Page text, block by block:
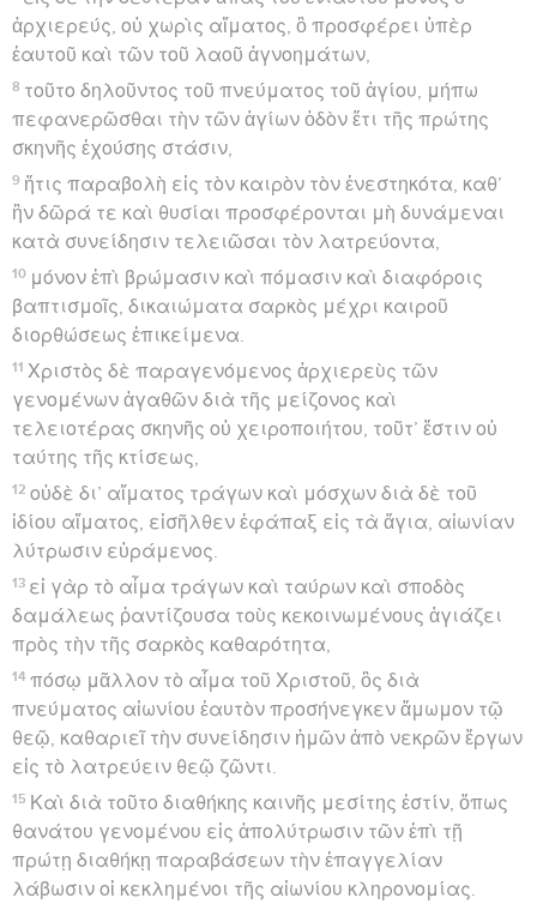
ἀρχιερεύς, οὐ χωρὶς αἵματος, ὃ προσφέρει ὑπὲρ
ἑαυτοῦ καὶ τῶν τοῦ λαοῦ ἀγνοημάτων,
8 τοῦτο δηλοῦντος τοῦ πνεύματος τοῦ ἁγίου, μήπω
πεφανερῶσθαι τὴν τῶν ἁγίων ὁδὸν ἔτι τῆς πρώτης
σκηνῆς ἐχούσης στάσιν,
9 ἥτις παραβολὴ εἰς τὸν καιρὸν τὸν ἐνεστηκότα, καθ’
ἣν δῶρά τε καὶ θυσίαι προσφέρονται μὴ δυνάμεναι
κατὰ συνείδησιν τελειῶσαι τὸν λατρεύοντα,
10 μόνον ἐπὶ βρώμασιν καὶ πόμασιν καὶ διαφόροις
βαπτισμοῖς, δικαιώματα σαρκὸς μέχρι καιροῦ
διορθώσεως ἐπικείμενα.
11 Χριστὸς δὲ παραγενόμενος ἀρχιερεὺς τῶν
γενομένων ἀγαθῶν διὰ τῆς μείζονος καὶ
τελειοτέρας σκηνῆς οὐ χειροποιήτου, τοῦτ’ ἔστιν οὐ
ταύτης τῆς κτίσεως,
12 οὐδὲ δι’ αἵματος τράγων καὶ μόσχων διὰ δὲ τοῦ
ἰδίου αἵματος, εἰσῆλθεν ἐφάπαξ εἰς τὰ ἅγια, αἰωνίαν
λύτρωσιν εὑράμενος.
13 εἰ γὰρ τὸ αἷμα τράγων καὶ ταύρων καὶ σποδὸς
δαμάλεως ῥαντίζουσα τοὺς κεκοινωμένους ἁγιάζει
πρὸς τὴν τῆς σαρκὸς καθαρότητα,
14 πόσῳ μᾶλλον τὸ αἷμα τοῦ Χριστοῦ, ὃς διὰ
πνεύματος αἰωνίου ἑαυτὸν προσήνεγκεν ἄμωμον τῷ
θεῷ, καθαριεῖ τὴν συνείδησιν ἡμῶν ἀπὸ νεκρῶν ἔργων
εἰς τὸ λατρεύειν θεῷ ζῶντι.
15 Καὶ διὰ τοῦτο διαθήκης καινῆς μεσίτης ἐστίν, ὅπως
θανάτου γενομένου εἰς ἀπολύτρωσιν τῶν ἐπὶ τῇ
πρώτῃ διαθήκῃ παραβάσεων τὴν ἐπαγγελίαν
λάβωσιν οἱ κεκλημένοι τῆς αἰωνίου κληρονομίας.